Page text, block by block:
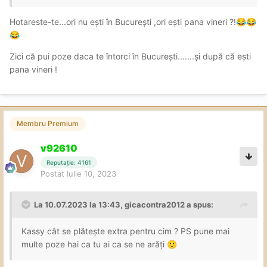
Hotareste-te...ori nu ești în București ,ori ești pana vineri ?!😂😂
😂
Zici că pui poze daca te întorci în București.......și după că ești
pana vineri !
Membru Premium
v92610
Reputație: 4161
Postat Iulie 10, 2023
La 10.07.2023 la 13:43, gicacontra2012a spus:
Kassy cât se plătește extra pentru cim ? PS pune mai
multe poze hai ca tu ai ca se ne arăți 🙂